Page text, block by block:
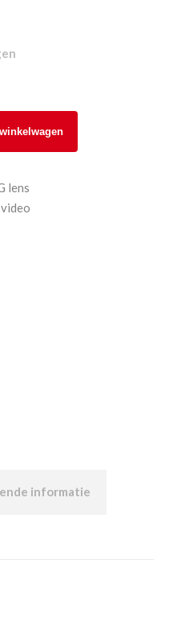
lens
informatie